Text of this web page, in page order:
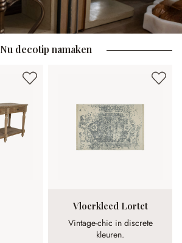
Nu decotip namaken
Vloerkleed Lortet
Vintage-chic in discrete
kleuren.